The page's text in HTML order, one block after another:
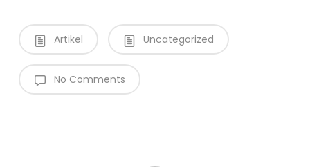
Artikel Uncategorized
No Comments